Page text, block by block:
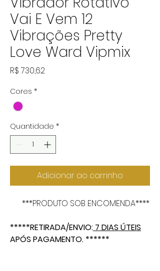
Vai E Vem 12
Vibrações Pretty
Love Ward Vipmix
R$ 730,62Preço
Cores *
Quantidade *
Adicionar ao carrinho
***PRODUTO SOB ENCOMENDA****
*****RETIRADA/ENVIO: 7 DIAS ÚTEIS
APÓS PAGAMENTO. ******